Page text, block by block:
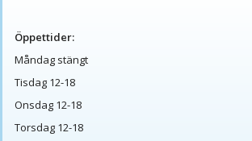
Öppettider:
Måndag stängt
Tisdag 12-18
Onsdag 12-18
Torsdag 12-18